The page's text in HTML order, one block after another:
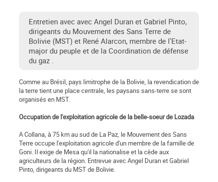
Entretien avec avec Angel Duran et Gabriel Pinto,
dirigeants du Mouvement des Sans Terre de
Bolivie (MST) et René Alarcon, membre de l'Etat-
major du peuple et de la Coordination de défense
du gaz .
Comme au Brésil, pays limitrophe de la Bolivie, la revendication de
la terre tient une place centrale, les paysans sans-terre se sont
organisés en MST.
Occupation de l'exploitation agricole de la belle-soeur de Lozada
A Collana, à 75 km au sud de La Paz, le Mouvement des Sans
Terre occupe l'exploitation agricole d'un membre de la famille de
Goni. Il exige de Mesa qu'il la nationalise et la cède aux
agriculteurs de la région. Entrevue avec Angel Duran et Gabriel
Pinto, dirigeants du MST de Bolivie.